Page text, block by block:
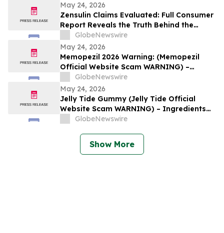
May 24, 2026
Zensulin Claims Evaluated: Full Consumer
Report Reveals the Truth Behind the
"Sugar Destroyer" Herb
GlobeNewswire
May 24, 2026
Memopezil 2026 Warning: (Memopezil
Official Website Scam WARNING) –
Ingredients Investigated
GlobeNewswire
May 24, 2026
Jelly Tide Gummy (Jelly Tide Official
Website Scam WARNING) – Ingredients
Investigated
GlobeNewswire
Show More